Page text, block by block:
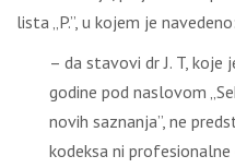
lista „P.”, u kojem je navedeno:
– da stavovi dr J. T, koje
godine pod naslovom
novih saznanja”, ne
kodeksa ni profesionalne